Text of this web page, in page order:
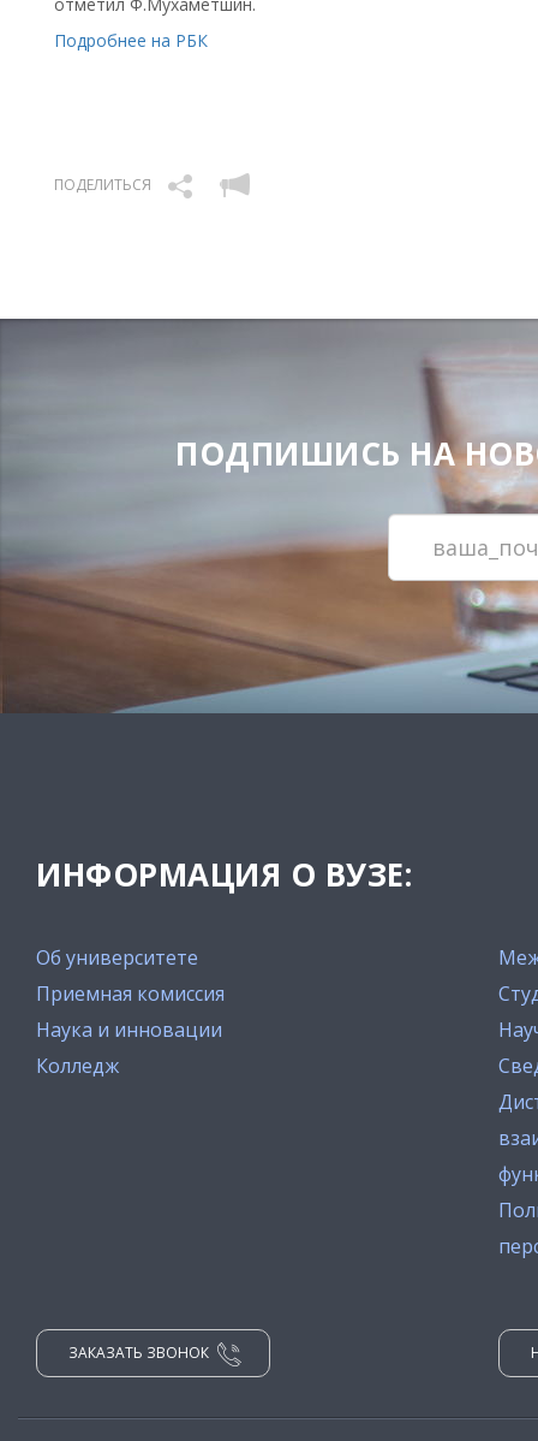
Подробнее на РБК
ПОДЕЛИТЬСЯ
ПОДПИШИСЬ НА
ИНФОРМАЦИЯ О ВУЗЕ:
Об университете
Приемная комиссия
Наука и инновации
Колледж
ЗАКАЗАТЬ ЗВОНОК